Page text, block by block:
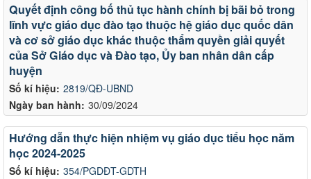
Số kí hiệu: 2819/QĐ-UBND
Ngày ban hành: 30/09/2024
Quyết định công bố thủ tục hành chính bị bãi bỏ trong
lĩnh vực giáo dục đào tạo thuộc hệ giáo dục quốc dân
và cơ sở giáo dục khác thuộc thẩm quyền giải quyết
của Sở Giáo dục và Đào tạo, Ủy ban nhân dân cấp
huyện
Số kí hiệu: 354/PGDĐT-GDTH
Hướng dẫn thực hiện nhiệm vụ giáo dục tiểu học năm
học 2024-2025